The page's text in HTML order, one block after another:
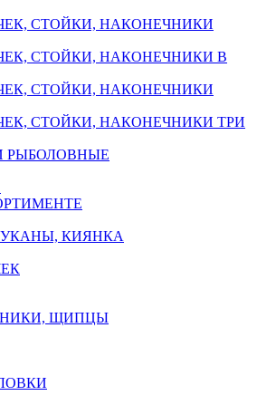
СТОЙКИ, НАКОНЕЧНИКИ
СТОЙКИ, НАКОНЕЧНИКИ В
СТОЙКИ, НАКОНЕЧНИКИ
СТОЙКИ, НАКОНЕЧНИКИ ТРИ
РЫБОЛОВНЫЕ
КИЯНКА
ЩИПЦЫ